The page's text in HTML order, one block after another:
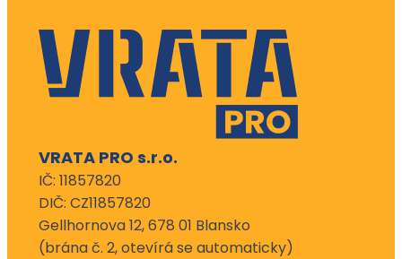
VRATA PRO s.r.o.
IČ: 11857820
DIČ: CZ11857820
Gellhornova 12, 678 01 Blansko
(brána č. 2, otevírá se automaticky)